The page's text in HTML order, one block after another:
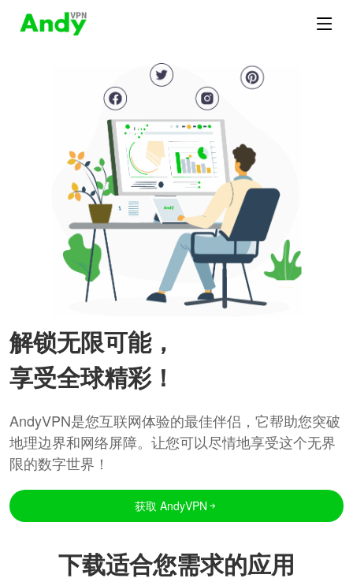
解锁无限可能，
享受全球精彩！
AndyVPN是您互联网体验的最佳伴侣，它帮助您突破
地理边界和网络屏障。让您可以尽情地享受这个无界
限的数字世界！
获取 AndyVPN
下载适合您需求的应用